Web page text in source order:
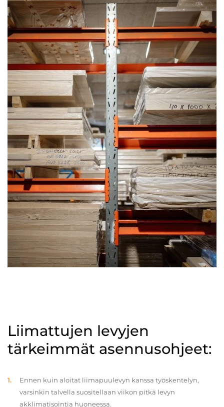
Liimattujen levyjen
tärkeimmät asennusohjeet:
Ennen kuin aloitat liimapuulevyn kanssa työskentelyn,
varsinkin talvella suositellaan viikon pitkä levyn
akklimatisointia huoneessa.